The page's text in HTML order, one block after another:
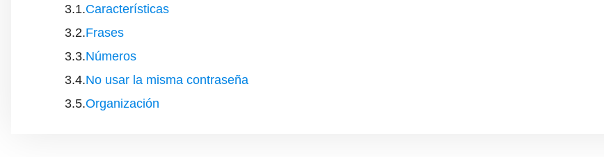
Características
Frases
Números
No usar la misma contraseña
Organización